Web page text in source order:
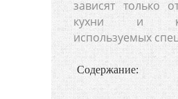
зависят только
кухни и
используемых
Содержание: